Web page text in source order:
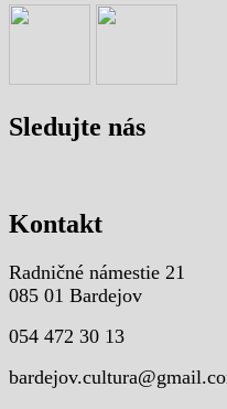
Sledujte nás
Kontakt
Radničné námestie 21
085 01 Bardejov
054 472 30 13